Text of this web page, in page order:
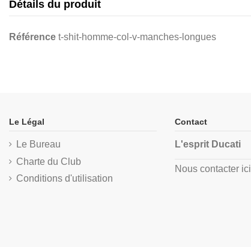
Détails du produit
Référence t-shit-homme-col-v-manches-longues
Le Légal
Le Bureau
Charte du Club
Conditions d'utilisation
Contact
L'esprit Ducati
Nous contacter ici